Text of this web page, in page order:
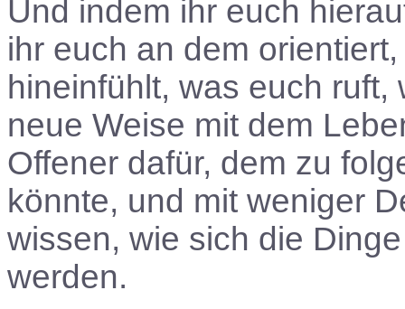
Und indem ihr euch
ihr euch an dem
hineinfühlt, was euch
neue Weise mit dem
Offener dafür, dem zu
könnte, und mit weniger
wissen, wie sich die
werden.